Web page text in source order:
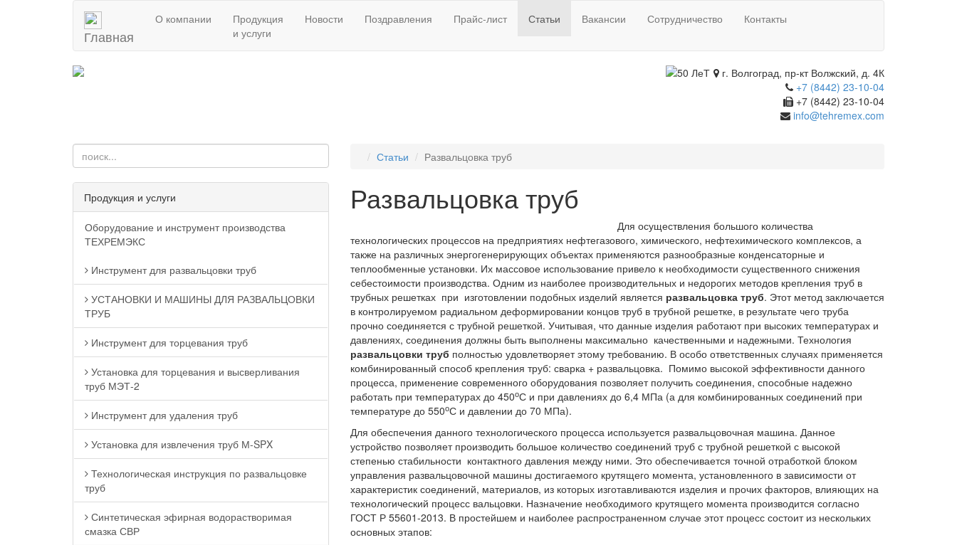
Главная
О компании
Продукция
и услуги
Новости Поздравления Прайс-лист Статьи Вакансии Сотрудничество Контакты
г. Волгоград, пр-кт Волжский, д. 4К
+7 (8442) 23-10-04
+7 (8442) 23-10-04
info@tehremex.com
Продукция и услуги
Оборудование и инструмент производства
ТЕХРЕМЭКС
Инструмент для развальцовки труб
УСТАНОВКИ И МАШИНЫ ДЛЯ РАЗВАЛЬЦОВКИ
ТРУБ
Инструмент для торцевания труб
Установка для торцевания и высверливания
труб МЭТ-2
Инструмент для удаления труб
Установка для извлечения труб М-SPX
Технологическая инструкция по развальцовке
труб
Синтетическая эфирная водорастворимая
смазка СВР
Статьи Развальцовка труб
Развальцовка труб
Для осуществления большого количества
технологических процессов на предприятиях нефтегазового, химического, нефтехимического комплексов, а
также на различных энергогенерирующих объектах применяются разнообразные конденсаторные и
теплообменные установки. Их массовое использование привело к необходимости существенного снижения
себестоимости производства. Одним из наиболее производительных и недорогих методов крепления труб в
трубных решетках при изготовлении подобных изделий является развальцовка труб. Этот метод заключается
в контролируемом радиальном деформировании концов труб в трубной решетке, в результате чего труба
прочно соединяется с трубной решеткой. Учитывая, что данные изделия работают при высоких температурах и
давлениях, соединения должны быть выполнены максимально качественными и надежными. Технология
развальцовки труб полностью удовлетворяет этому требованию. В особо ответственных случаях применяется
комбинированный способ крепления труб: сварка + развальцовка. Помимо высокой эффективности данного
процесса, применение современного оборудования позволяет получить соединения, способные надежно
работать при температурах до 450оС и при давлениях до 6,4 МПа (а для комбинированных соединений при
температуре до 550оС и давлении до 70 МПа).
Для обеспечения данного технологического процесса используется развальцовочная машина. Данное
устройство позволяет производить большое количество соединений труб с трубной решеткой с высокой
степенью стабильности контактного давления между ними. Это обеспечивается точной отработкой блоком
управления развальцовочной машины достигаемого крутящего момента, установленного в зависимости от
характеристик соединений, материалов, из которых изготавливаются изделия и прочих факторов, влияющих на
технологический процесс вальцовки. Назначение необходимого крутящего момента производится согласно
ГОСТ Р 55601-2013. В простейшем и наиболее распространенном случае этот процесс состоит из нескольких
основных этапов: